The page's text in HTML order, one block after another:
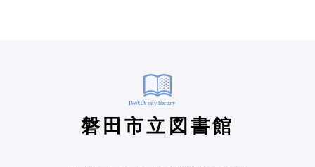
磐田市立図書館